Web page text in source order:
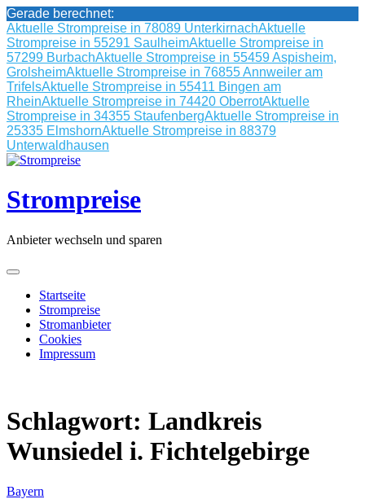
Gerade berechnet:
Aktuelle Strompreise in 78089 UnterkirnachAktuelle
Strompreise in 55291 SaulheimAktuelle Strompreise in
57299 BurbachAktuelle Strompreise in 55459 Aspisheim,
GrolsheimAktuelle Strompreise in 76855 Annweiler am
TrifelsAktuelle Strompreise in 55411 Bingen am
RheinAktuelle Strompreise in 74420 OberrotAktuelle
Strompreise in 34355 StaufenbergAktuelle Strompreise in
25335 ElmshornAktuelle Strompreise in 88379
Unterwaldhausen
Skip
content
Strompreise
Anbieter wechseln und sparen
Startseite
Strompreise
Stromanbieter
Cookies
Impressum
Schlagwort: Landkreis
Wunsiedel i. Fichtelgebirge
Bayern